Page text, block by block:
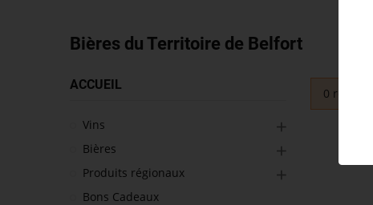
Bières du Territoire de Belfort
0 résultat
ACCUEIL
Vins
Bières
Produits régionaux
Bons Cadeaux